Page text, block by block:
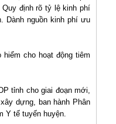
định rõ tỷ lệ kinh phí
Dành nguồn kinh phí ưu
cho hoạt động tiêm
tỉnh cho giai đoạn mới,
dựng, ban hành Phân
Y tế tuyến huyện.